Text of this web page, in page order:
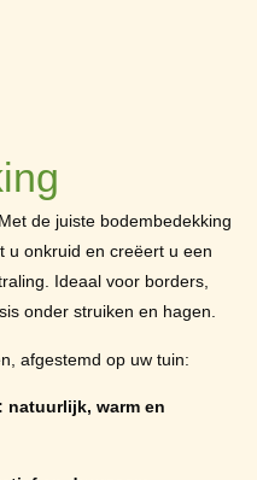
de juiste bodembedekking
u onkruid en creëert u een
Ideaal voor borders,
onder struiken en hagen.
afgestemd op uw tuin:
warm en